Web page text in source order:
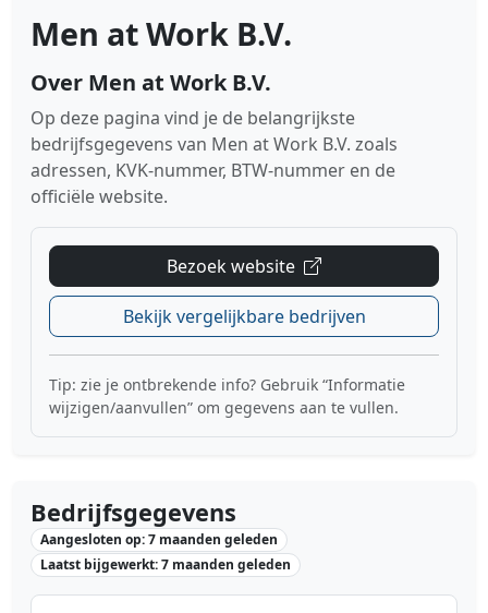
Men at Work B.V.
Over Men at Work B.V.
Op deze pagina vind je de belangrijkste
bedrijfsgegevens van Men at Work B.V. zoals
adressen, KVK-nummer, BTW-nummer en de
officiële website.
Bezoek website
Bekijk vergelijkbare bedrijven
Tip: zie je ontbrekende info? Gebruik “Informatie
wijzigen/aanvullen” om gegevens aan te vullen.
Bedrijfsgegevens
Aangesloten op: 7 maanden geleden
Laatst bijgewerkt: 7 maanden geleden